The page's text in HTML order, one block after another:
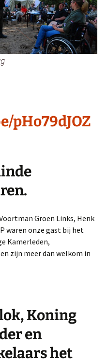
pHo79dJOZ
Groen Links, Henk
waren onze gast bij het
Kamerleden,
zijn meer dan welkom in
Koning
en
het